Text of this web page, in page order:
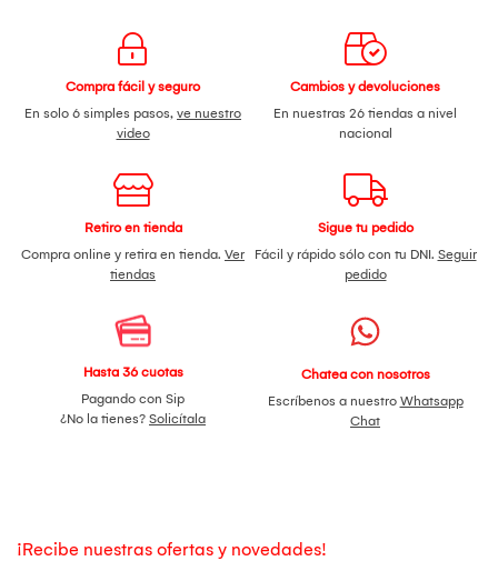
Compra fácil y seguro
En solo 6 simples pasos, ve nuestro
video
Cambios y devoluciones
En nuestras 26 tiendas a nivel
nacional
Retiro en tienda
Compra online y retira en tienda. Ver
tiendas
Sigue tu pedido
Fácil y rápido sólo con tu DNI. Seguir
pedido
Hasta 36 cuotas
Pagando con Sip
¿No la tienes? Solicítala
Chatea con nosotros
Escríbenos a nuestro Whatsapp
Chat
¡Recibe nuestras ofertas y novedades!